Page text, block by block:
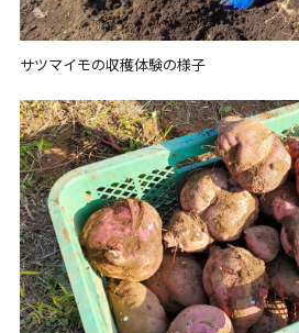
サツマイモの収穫体験の様子